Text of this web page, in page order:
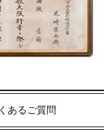
あるご質問